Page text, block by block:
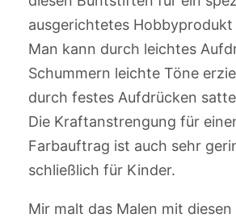
ausgerichtetes
Man kann durch leichtes
Schummern leichte Töne
durch festes Aufdrücken
Die Kraftanstrengung für
Farbauftrag ist auch sehr
schließlich für Kinder.
Mir malt das Malen mit